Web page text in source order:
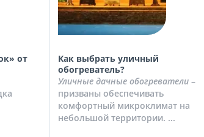
от
Как выбрать уличный
обогреватель?
Уличные дачные обогреватели –
призваны обеспечивать
комфортный микроклимат на
небольшой территории. ...